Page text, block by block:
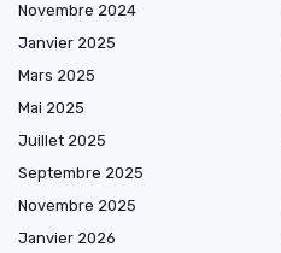
Novembre 2024
Janvier 2025
Mars 2025
Mai 2025
Juillet 2025
Septembre 2025
Novembre 2025
Janvier 2026